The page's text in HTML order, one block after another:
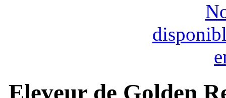
Eleveur de Golden